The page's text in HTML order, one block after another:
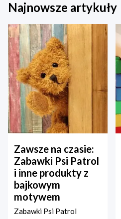
Najnowsze artykuły
Zawsze na czasie:
Zabawki Psi Patrol
i inne produkty z
bajkowym
motywem
Zabawki Psi Patrol